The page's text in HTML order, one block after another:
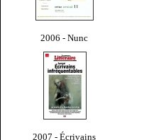
2006 - Nunc
2007 - Écrivains